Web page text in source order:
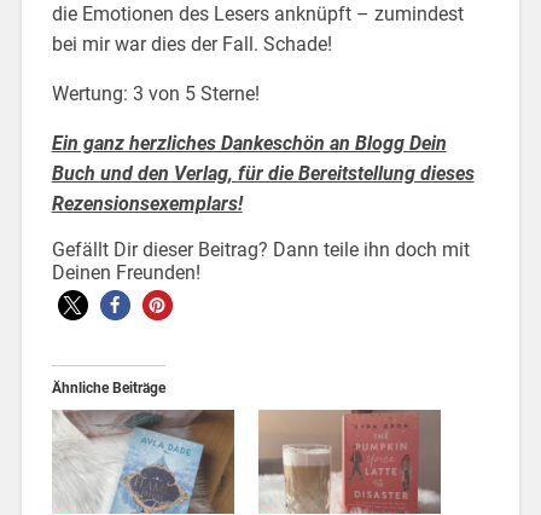
die Emotionen des Lesers anknüpft – zumindest
bei mir war dies der Fall. Schade!
Wertung: 3 von 5 Sterne!
Ein ganz herzliches Dankeschön an Blogg Dein
Buch und den Verlag, für die Bereitstellung dieses
Rezensionsexemplars!
Gefällt Dir dieser Beitrag? Dann teile ihn doch mit
Deinen Freunden!
Ähnliche Beiträge